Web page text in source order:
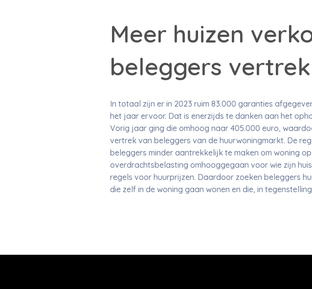
Meer huizen
beleggers
In totaal zijn er in 2023 ruim 83.000 garanties
het jaar ervoor. Dat is enerzijds te danken aan het
Vorig jaar ging die omhoog naar 405.000 euro,
vertrek van beleggers van de huurwoningmarkt. De
beleggers minder aantrekkelijk te maken om woning
overdrachtsbelasting omhooggegaan voor wie zijn
regels voor huurprijzen. Daardoor zoeken beleggers
die zelf in de woning gaan wonen en die, in